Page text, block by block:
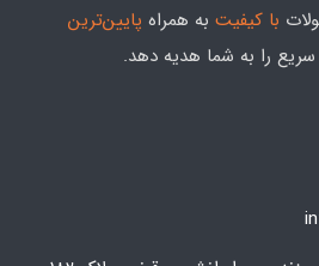
با کیفیت به همراه پایین‌ترین
را به شما هدیه‌ دهد.